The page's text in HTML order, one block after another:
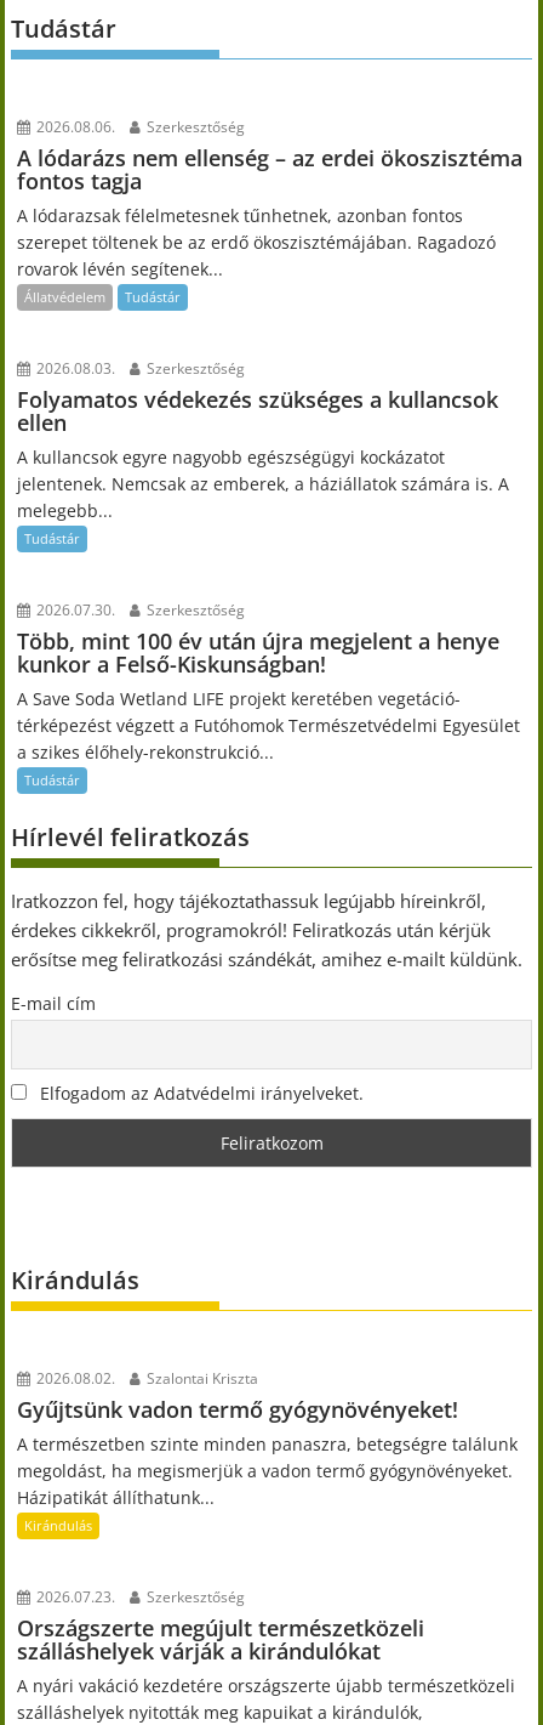
Tudástár
2026.08.06. Szerkesztőség
A lódarázs nem ellenség – az erdei ökoszisztéma
fontos tagja
A lódarazsak félelmetesnek tűnhetnek, azonban fontos
szerepet töltenek be az erdő ökoszisztémájában. Ragadozó
rovarok lévén segítenek...
Állatvédelem Tudástár
2026.08.03. Szerkesztőség
Folyamatos védekezés szükséges a kullancsok
ellen
A kullancsok egyre nagyobb egészségügyi kockázatot
jelentenek. Nemcsak az emberek, a háziállatok számára is. A
melegebb...
Tudástár
2026.07.30. Szerkesztőség
Több, mint 100 év után újra megjelent a henye
kunkor a Felső-Kiskunságban!
A Save Soda Wetland LIFE projekt keretében vegetáció-
térképezést végzett a Futóhomok Természetvédelmi Egyesület
a szikes élőhely-rekonstrukció...
Tudástár
Hírlevél feliratkozás
Iratkozzon fel, hogy tájékoztathassuk legújabb híreinkről,
érdekes cikkekről, programokról! Feliratkozás után kérjük
erősítse meg feliratkozási szándékát, amihez e-mailt küldünk.
E-mail cím
Elfogadom az Adatvédelmi irányelveket.
Kirándulás
2026.08.02. Szalontai Kriszta
Gyűjtsünk vadon termő gyógynövényeket!
A természetben szinte minden panaszra, betegségre találunk
megoldást, ha megismerjük a vadon termő gyógynövényeket.
Házipatikát állíthatunk...
Kirándulás
2026.07.23. Szerkesztőség
Országszerte megújult természetközeli
szálláshelyek várják a kirándulókat
A nyári vakáció kezdetére országszerte újabb természetközeli
szálláshelyek nyitották meg kapuikat a kirándulók,